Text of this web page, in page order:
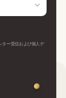
ター受信および個人デ